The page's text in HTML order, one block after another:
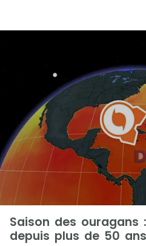
Saison des ouragans
depuis plus de 50